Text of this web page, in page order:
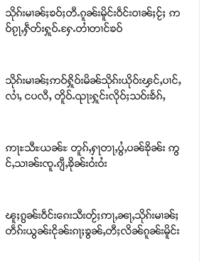
သိုၵ်းမၢၼ်ႈၶဝ်ႈတီႉၵူၼ်းမိူင်းဝဵင်းဝၢၼ်ႈငႂ်ႈ ဢ
ဝ်ၵႂႃႇႁဵတ်းႁူဝ်ႉႁႄႉတၢႆတၢင်ၶဝ်
သိုၵ်းမၢၼ်ႈဢဝ်ႁိူဝ်းမိၼ်သိုၵ်းယိုဝ်းၾင်ႇပၢင်ႇ
လၢႆႇ ငပလီႇ တိူဝ်ႉၺႃးႁူင်းလိုဝ်ႈသဝ်းၶႅၵ်ႇ
ဢႃႊသီႊယၼ်ႊ တူၵ်ႇႁႃတႃႇပွႆႇပၼ်ၶိုၼ်း ဢွ
င်ႇသၢၼ်းၸူႉၵျီႇၶိုၼ်းဝႆးဝႆး
ၽူႈၵွၼ်းဝဵင်းၵေးသီးတႂ်ႈဢႃႇၼႃႇသိုၵ်းမၢၼ်ႈ
တဵၵ်းယွၼ်းငိုၼ်းၵႃႈၶွၼ်ႇတီႈလိၼ်ၵူၼ်းမိူင်း